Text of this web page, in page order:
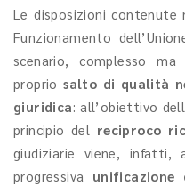
Le disposizioni contenute
Funzionamento
scenario, complesso
propriosalto di qualità
giuridica: all’obiettivo
principio del reciproco
giudiziarie viene, infatti,
progressiva unificazione